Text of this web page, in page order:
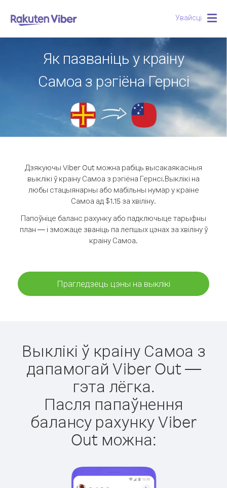
Увайсці
Як пазваніць у краіну
Самоа з рэгіёна Гернсі
Дзякуючы Viber Out можна рабіць высакаякасныя
выклікі ў краіну Самоа з рэгіёна Гернсі.Выклікі на
любы стацыянарны або мабільны нумар у краіне
Самоа ад $1.15 за хвіліну.
Папоўніце баланс рахунку або падключыце тарыфны
план — і зможаце званіць па лепшых цэнах за хвіліну ў
краіну Самоа.
Прагледзець цэны на выклікі
Выклікі ў краіну Самоа з
дапамогай Viber Out —
гэта лёгка.
Пасля папаўнення
балансу рахунку Viber
Out можна: